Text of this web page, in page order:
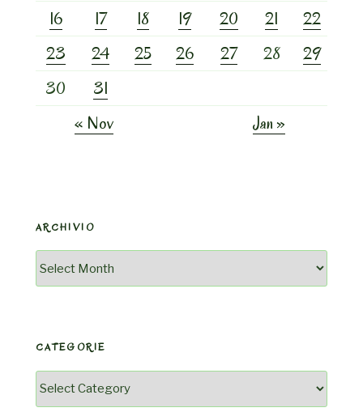
16
17 18 19 20 21
22
23
24 25 26 27 28
29
30
31
« Nov
Jan »
ARCHIVIO
Archivio
CATEGORIE
Categorie